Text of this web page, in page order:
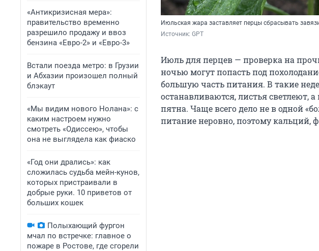
«Антикризисная мера»:
правительство временно
разрешило продажу и ввоз
бензина «Евро-2» и «Евро-3»
Встали поезда метро: в Грузии
и Абхазии произошел полный
блэкаут
«Мы видим нового Нолана»: с
каким настроем нужно
смотреть «Одиссею», чтобы
она не выглядела как фиаско
«Год они дрались»: как
сложилась судьба мейн-кунов,
которых пристраивали в
добрые руки. 10 приветов от
больших кошек
Полыхающий фургон
мчал по встречке: главное о
пожаре в Ростове, где сгорели
Июльская жара заставляет перцы сбрасывать
Источник: GPT
Июль для перцев — проверка на
ночью могут попасть под
большую часть питания. В такие
останавливаются, листья светлеют,
пятна. Чаще всего дело не в одной
питание неровно, поэтому кальций,